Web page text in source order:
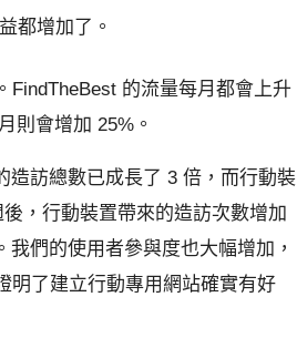
都增加了。
FindTheBest 的流量每月都會上升
則會增加 25%。
造訪總數已成長了 3 倍，而行動裝
，行動裝置帶來的造訪次數增加
們的使用者參與度也大幅增加，
明了建立行動專用網站確實有好